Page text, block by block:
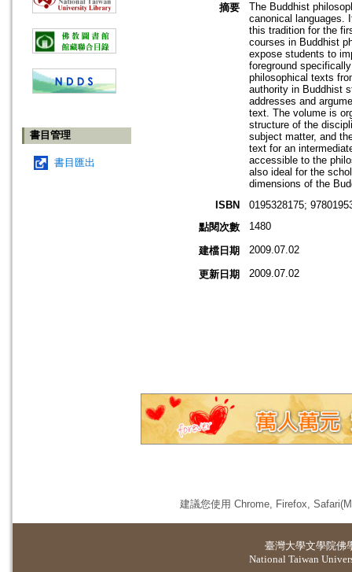
書目管理
書目匯出
摘要
The Buddhist
canonical languages.
this tradition for the
courses in Buddhist
expose students to
foreground
philosophical texts
authority in Buddhist
addresses and
text. The volume is
structure of the
subject matter, and
text for an
accessible to the
also ideal for the
dimensions of the
ISBN
0195328175;
點閱次數
1480
建檔日期 2009.07.02
更新日期 2009.07.02
建議您使用 Chrome, Firefox,
臺灣大學文學院佛
National Taiwan